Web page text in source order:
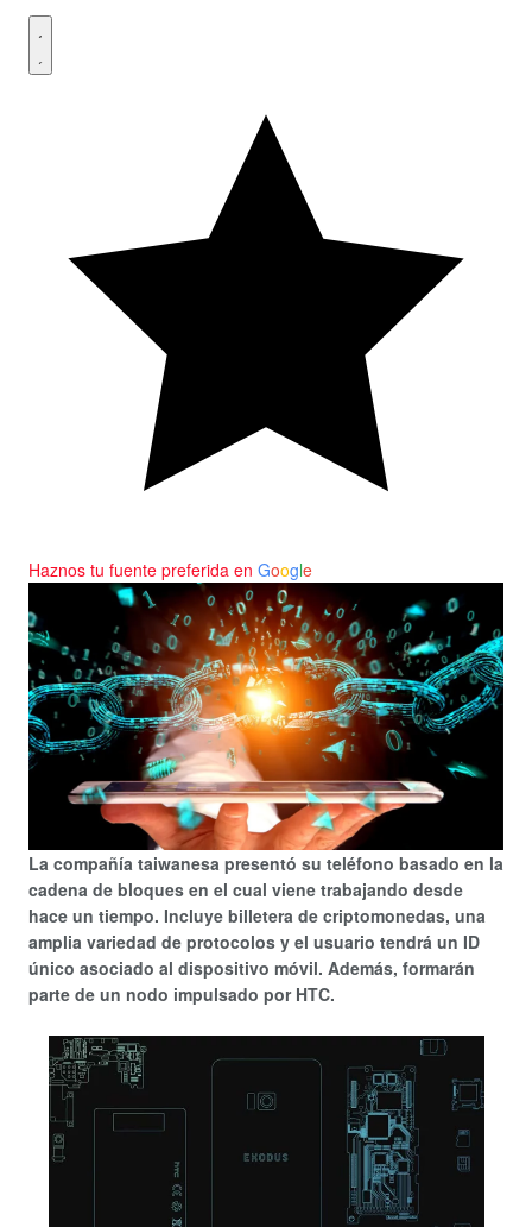
Haznos tu fuente preferida en Google
La compañía taiwanesa presentó su teléfono basado en la
cadena de bloques en el cual viene trabajando desde
hace un tiempo. Incluye billetera de criptomonedas, una
amplia variedad de protocolos y el usuario tendrá un ID
único asociado al dispositivo móvil. Además, formarán
parte de un nodo impulsado por HTC.